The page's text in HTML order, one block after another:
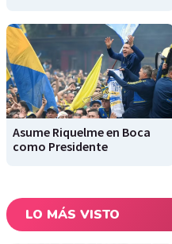
Asume Riquelme en Boca
como Presidente
LO MÁS VISTO